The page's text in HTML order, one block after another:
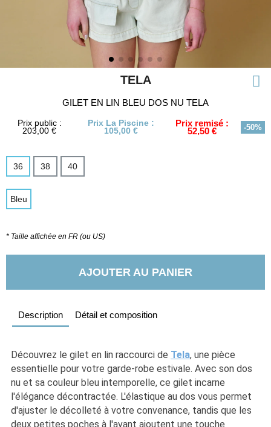
TELA
GILET EN LIN BLEU DOS NU TELA
Prix public :
203,00 €
Prix La Piscine :
105,00 €
Prix remisé :
52,50 € -50%
36 38 40
Bleu
* Taille affichée en FR (ou US)
AJOUTER AU PANIER
Description Détail et composition
Découvrez le gilet en lin raccourci de Tela, une pièce
essentielle pour votre garde-robe estivale. Avec son dos
nu et sa couleur bleu intemporelle, ce gilet incarne
l'élégance décontractée. L'élastique au dos vous permet
d'ajuster le décolleté à votre convenance, tandis que les
deux petites poches à l'avant ajoutent une touche